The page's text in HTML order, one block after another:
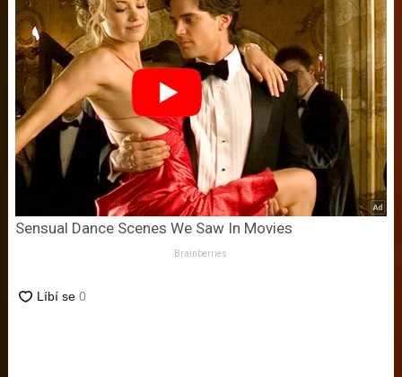
Sensual Dance Scenes We Saw In Movies
Brainberries